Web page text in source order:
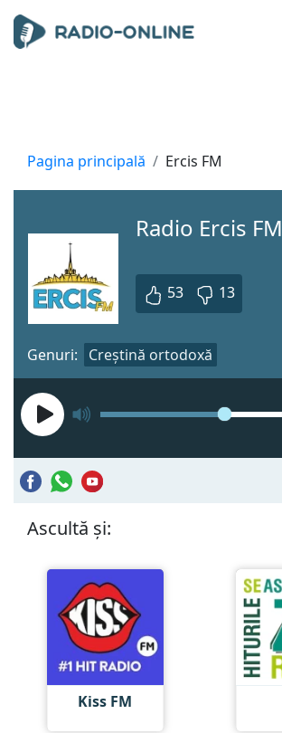
Pagina principală Ercis FM
Radio Ercis FM
53 13
Genuri: Creștină ortodoxă
Ascultă și:
Kiss FM